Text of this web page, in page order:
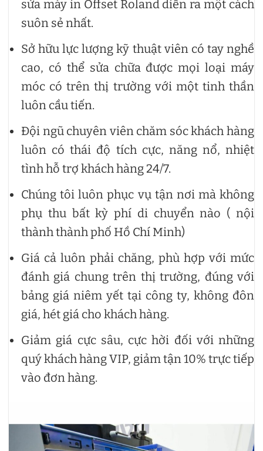
sửa máy in Offset Roland diễn ra một cách
suôn sẻ nhất.
Sở hữu lực lượng kỹ thuật viên có tay nghề
cao, có thể sửa chữa được mọi loại máy
móc có trên thị trường với một tinh thần
luôn cầu tiến.
Đội ngũ chuyên viên chăm sóc khách hàng
luôn có thái độ tích cực, năng nổ, nhiệt
tình hỗ trợ khách hàng 24/7.
Chúng tôi luôn phục vụ tận nơi mà không
phụ thu bất kỳ phí di chuyển nào ( nội
thành thành phố Hồ Chí Minh)
Giá cả luôn phải chăng, phù hợp với mức
đánh giá chung trên thị trường, đúng với
bảng giá niêm yết tại công ty, không đôn
giá, hét giá cho khách hàng.
Giảm giá cực sâu, cực hời đối với những
quý khách hàng VIP, giảm tận 10% trực tiếp
vào đơn hàng.